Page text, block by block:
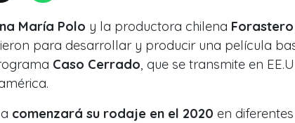
María Polo y la productora chilena Forastero
para desarrollar y producir una película
Caso Cerrado , que se transmite en
comenzará su rodaje en el 2020 en